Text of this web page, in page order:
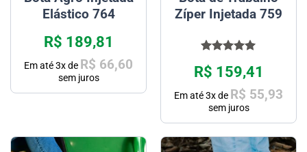
Elástico 764
R$ 189,81
Em até3x de R$ 66,60
sem juros
Zíper Injetada 759
5.00 de 5
R$ 159,41
Em até3x de R$ 55,93
sem juros